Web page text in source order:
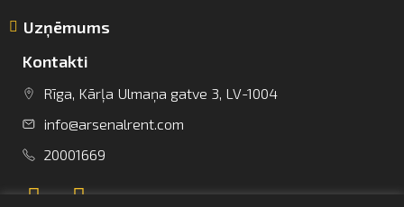
info@arsenalrent.com
Uzņēmums
Kontakti
Rīga, Kārļa Ulmaņa gatve 3, LV-1004
info@arsenalrent.com
20001669